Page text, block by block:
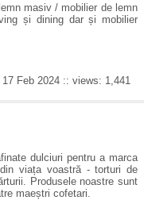
masiv / mobilier de lemn
și dining dar și mobilier
Feb 2024 :: views: 1,441
dulciuri pentru a marca
viața voastră - torturi de
Produsele noastre sunt
maeștri cofetari.